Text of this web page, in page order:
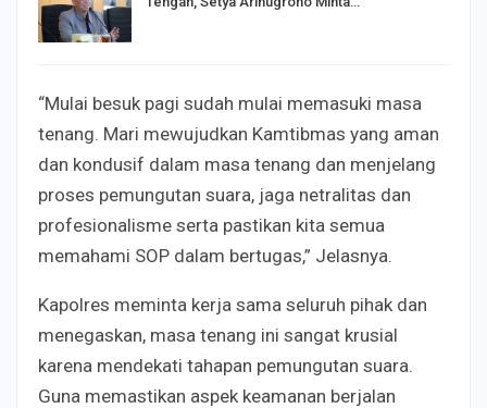
“Mulai besuk pagi sudah mulai memasuki masa
tenang. Mari mewujudkan Kamtibmas yang aman
dan kondusif dalam masa tenang dan menjelang
proses pemungutan suara, jaga netralitas dan
profesionalisme serta pastikan kita semua
memahami SOP dalam bertugas,” Jelasnya.
Kapolres meminta kerja sama seluruh pihak dan
menegaskan, masa tenang ini sangat krusial
karena mendekati tahapan pemungutan suara.
Guna memastikan aspek keamanan berjalan